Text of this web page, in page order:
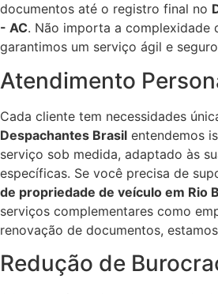
documentos até o registro final no
- AC. Não importa a complexidade
garantimos um serviço ágil e
Atendimento
Cada cliente tem necessidades
Despachantes Brasil entendemos
serviço sob medida, adaptado às
específicas. Se você precisa de
de propriedade de veículo em Rio
serviços complementares como
renovação de documentos,
Redução de